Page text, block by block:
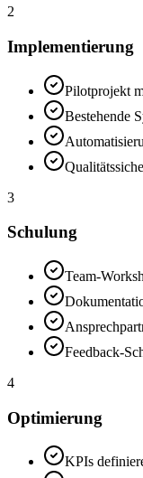
2
Implementierung
Pilotprojekt
Bestehende
3
Schulung
Team-
Feedback-
4
Optimierung
KPIs